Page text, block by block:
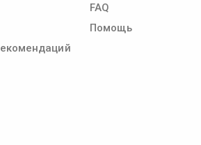
FAQ
Помощь